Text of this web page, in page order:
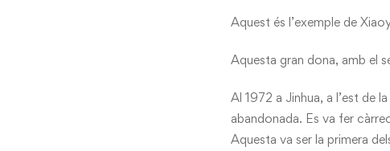
Aquest és l’exemple de
Aquesta gran dona, amb el
Al 1972 a Jinhua, a l’est de
abandonada. Es va fer
Aquesta va ser la primera